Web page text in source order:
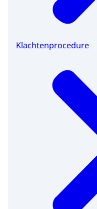
Klachtenprocedure